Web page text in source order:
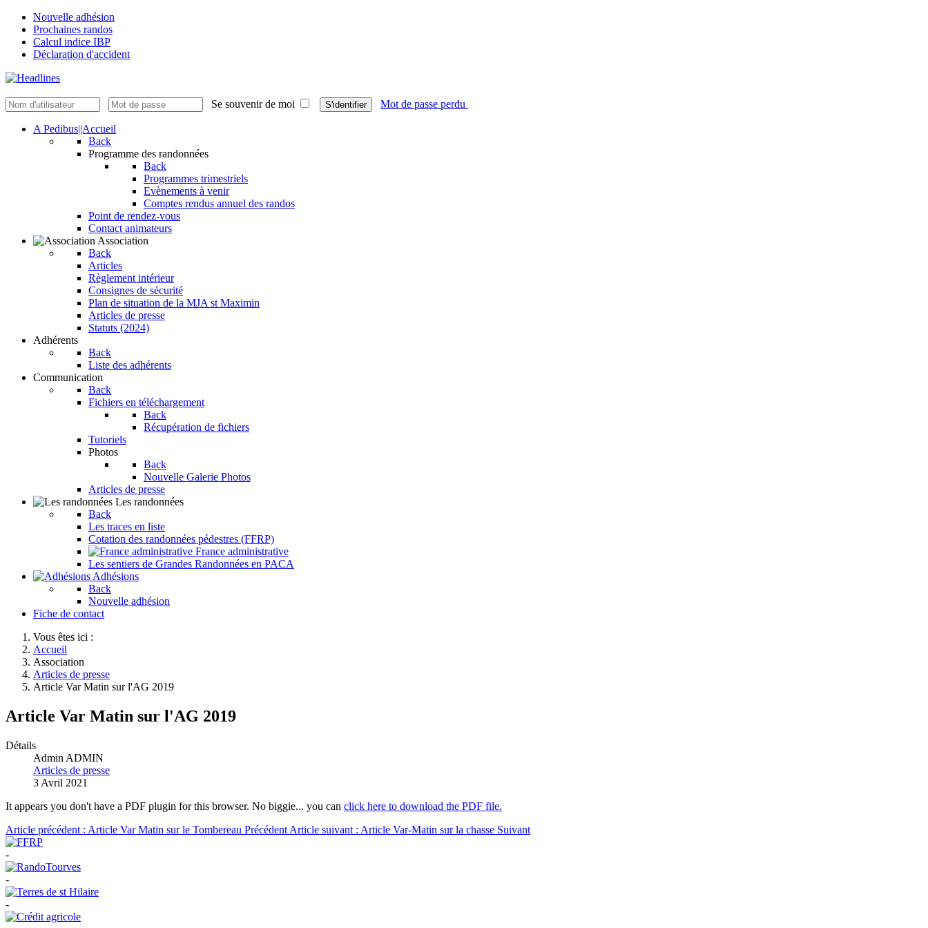
Nouvelle adhésion
Prochaines randos
Calcul indice IBP
Déclaration d'accident
Se souvenir de moi S'identifier Mot de passe perdu
A Pedibus||Accueil
Back
Programme des randonnées
Back
Programmes trimestriels
Evènements à venir
Comptes rendus annuel des randos
Point de rendez-vous
Contact animateurs
Association
Back
Articles
Règlement intérieur
Consignes de sécurité
Plan de situation de la MJA st Maximin
Articles de presse
Statuts (2024)
Adhérents
Back
Liste des adhérents
Communication
Back
Fichiers en téléchargement
Back
Récupération de fichiers
Tutoriels
Photos
Back
Nouvelle Galerie Photos
Articles de presse
Les randonnées
Back
Les traces en liste
Cotation des randonnées pédestres (FFRP)
France administrative
Les sentiers de Grandes Randonnées en PACA
Adhésions
Back
Nouvelle adhésion
Fiche de contact
Vous êtes ici :
Accueil
Association
Articles de presse
Article Var Matin sur l'AG 2019
Article Var Matin sur l'AG 2019
Détails
Admin ADMIN
Articles de presse
3 Avril 2021
It appears you don't have a PDF plugin for this browser. No biggie... you can click here to download the PDF file.
Article précédent : Article Var Matin sur le Tombereau Précédent Article suivant : Article Var-Matin sur la chasse Suivant
-
-
-